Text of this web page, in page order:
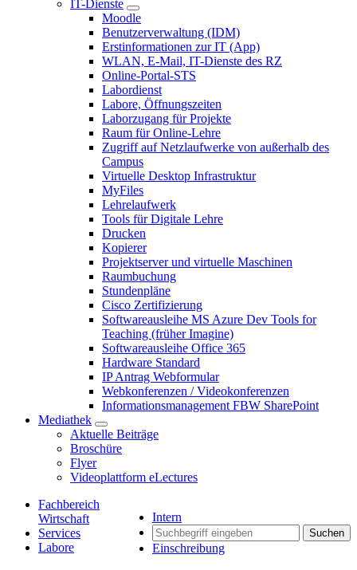
IT-Dienste
Moodle
Benutzerverwaltung (IDM)
Erstinformationen zur IT (App)
WLAN, E-Mail, IT-Dienste des RZ
Online-Portal-STS
Labordienst
Labore, Öffnungszeiten
Laborzugang für Projekte
Raum für Online-Lehre
Zugriff auf Netzlaufwerke von außerhalb des
Campus
Virtuelle Desktop Infrastruktur
MyFiles
Lehrelaufwerk
Tools für Digitale Lehre
Drucken
Kopierer
Projektserver und virtuelle Maschinen
Raumbuchung
Stundenpläne
Cisco Zertifizierung
Softwareausleihe MS Azure Dev Tools for
Teaching (früher Imagine)
Softwareausleihe Office 365
Hardware Standard
IP Antrag Webformular
Webkonferenzen / Videokonferenzen
Informationsmanagement FBW SharePoint
Mediathek
Aktuelle Beiträge
Broschüre
Flyer
Videoplattform eLectures
Intern
Suchen
Einschreibung
Fachbereich
Wirtschaft
Services
Labore